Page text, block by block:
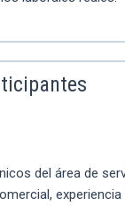
del área de
experiencia